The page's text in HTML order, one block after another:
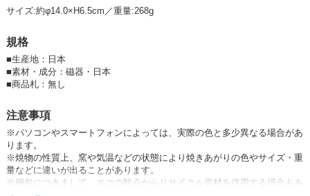
い部分があるなど、個体差がございます。そのため画像はイメージになり
ー・弊社の検品基準を通過した商品になりますのでご安心ください。
※食洗機・電子レンジ使用可能
★窯変SENDAN
★みのる陶器オリジナル商品一覧はコチラ★
みのる陶器 美濃焼 日本製 Made in Japan 食器 器 うつわ 暮らし 食卓 和
食器 テーブルウエア 生活雑貨 茶碗 ライスボウル インスタグラム tablew
are minoyaki Japanese ricebowl china Instagram MINORUTOUKI pottery
porcelain kitchenware japanese ceramic ware breakfast うちごはん うち
カフェ
サイズ:約φ14.0×H6.5cm／重量:268g
規格
■生産地：日本
■素材・成分：磁器・日本
■商品札：無し
注意事項
※パソコンやスマートフォンによっては、実際の色と多少異なる場合があ
ります。
※焼物の性質上、窯や気温などの状態により焼きあがりの色やサイズ・重
量などに違いが出ることがあります。
※梱包につきまして、エコの観点からリサイクル資材を使用する場合もあ